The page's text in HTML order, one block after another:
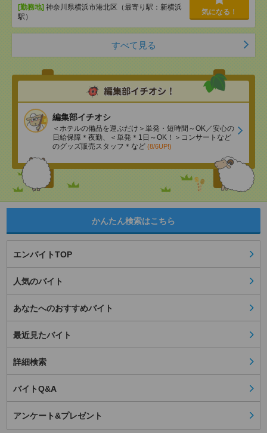
[勤務地] 神奈川県横浜市港北区（最寄り駅：新横浜
駅）
気になる！
すべて見る
編集部イチオシ
＜ホテルの備品を運ぶだけ＞単発・短時間～OK／安心の
日給保障＊夜勤、＜単発＊1日～OK！＞コンサートなど
のグッズ販売スタッフ＊など (8/6UP!)
かんたん検索はこちら
エンバイトTOP
人気のバイト
あなたへのおすすめバイト
最近見たバイト
詳細検索
バイトQ&A
アンケート&プレゼント